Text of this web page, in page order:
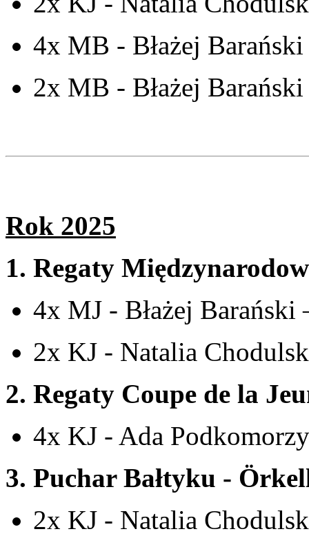
4x MB - Błażej
2x MB - Błażej
Rok 2025
1. Regaty
4x MJ - Błażej Barański
2x KJ - Natalia
2. Regaty Coupe de la
4x KJ - Ada
3. Puchar Bałtyku -
2x KJ - Natalia